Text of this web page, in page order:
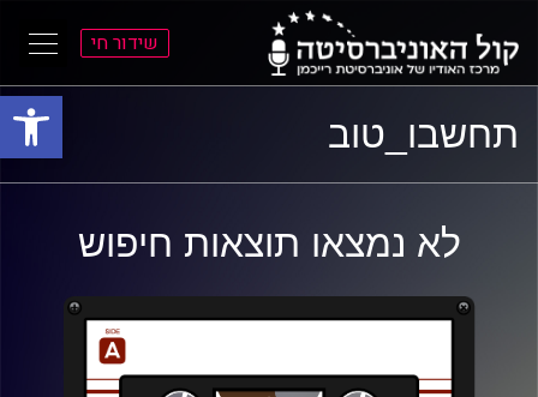
פתח
התפריט
הראשי
התוכן
הראשי
שידור חי
תחשבו_טוב
לא נמצאו תוצאות חיפוש